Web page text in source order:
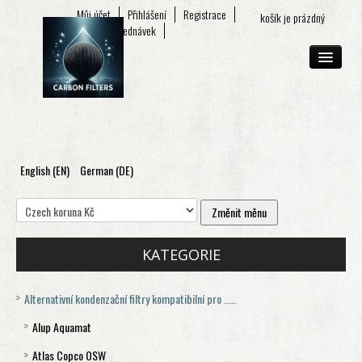
košík je prázdný
Můj účet Přihlášení
Registrace
Seznam objednávek
O FIRMĚ
E-SHOP
English (EN) German (DE)
KATEGORIE
Alternativní kondenzační filtry kompatibilní pro .....
Alup Aquamat
Aquamat 120
Atlas Copco OSW